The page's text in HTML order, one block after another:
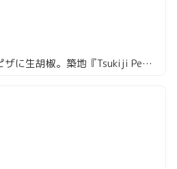
ハイボールに生胡椒、ピザに生胡椒。築地『Tsukiji Peppers Cafe』は胡椒の楽園